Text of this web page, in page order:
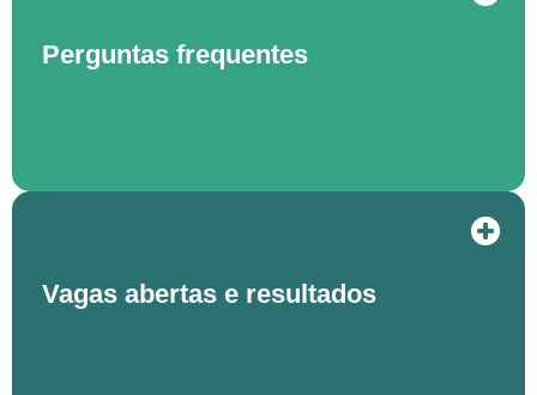
Perguntas frequentes
Vagas abertas e resultados